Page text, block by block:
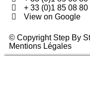
+ 33 (0)1 85 08 80
View on Google
© Copyright Step By
Mentions Légales